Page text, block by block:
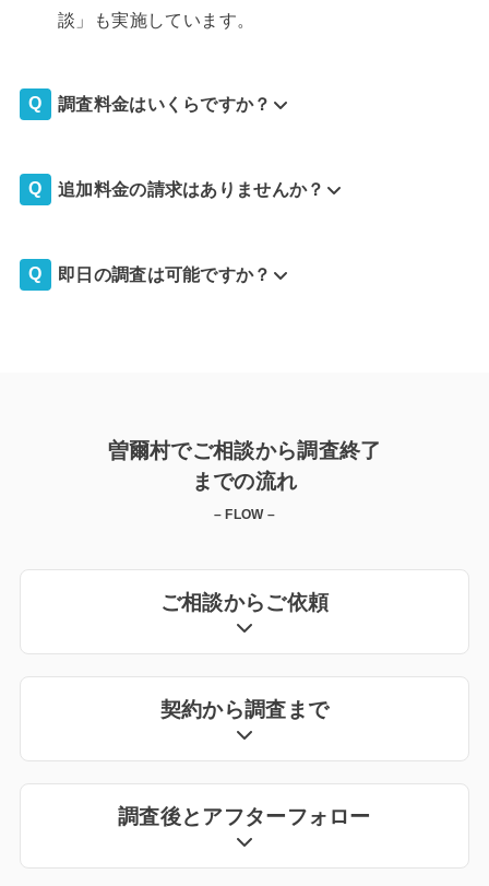
談」も実施しています。
調査料金はいくらですか？
追加料金の請求はありませんか？
即日の調査は可能ですか？
曽爾村でご相談から調査終了
までの流れ
– FLOW –
ご相談からご依頼
契約から調査まで
調査後とアフターフォロー